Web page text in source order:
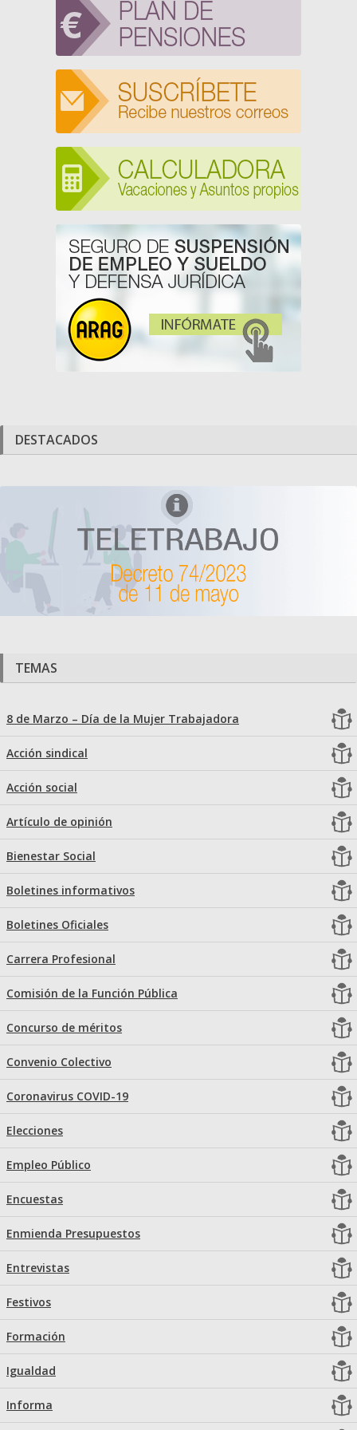
DESTACADOS
TEMAS
8 de Marzo – Día de la Mujer Trabajadora
Acción sindical
Acción social
Artículo de opinión
Bienestar Social
Boletines informativos
Boletines Oficiales
Carrera Profesional
Comisión de la Función Pública
Concurso de méritos
Convenio Colectivo
Coronavirus COVID-19
Elecciones
Empleo Público
Encuestas
Enmienda Presupuestos
Entrevistas
Festivos
Formación
Igualdad
Informa